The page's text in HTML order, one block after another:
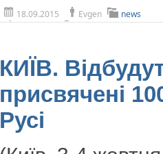
18.09.2015 Evgen news
КИЇВ.
присвячені
Русі